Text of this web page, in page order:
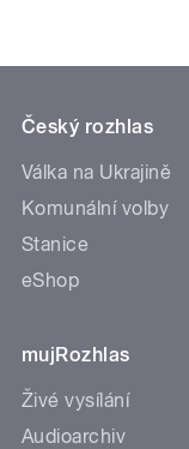
Český rozhlas
Válka na Ukrajině
Komunální volby
Stanice
eShop
mujRozhlas
Živé vysílání
Audioarchiv